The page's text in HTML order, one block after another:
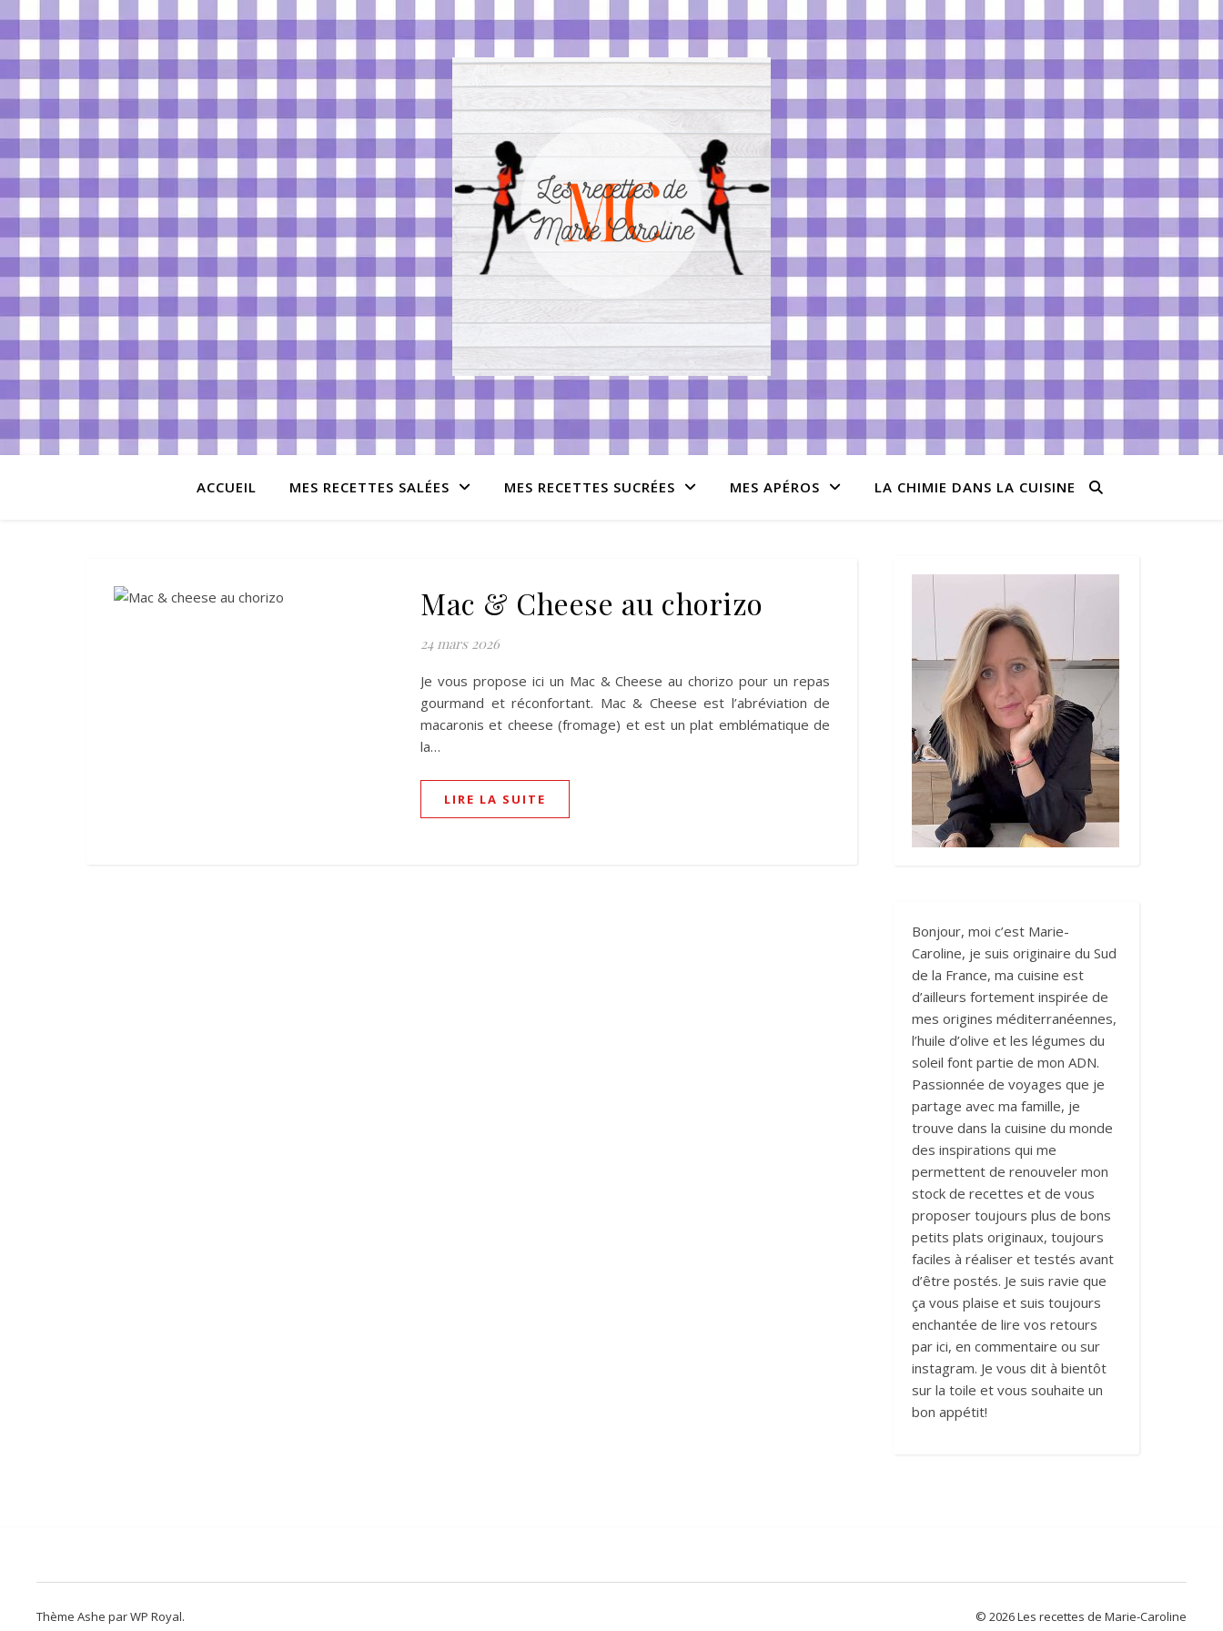
ACCUEIL MES RECETTES SALÉES MES RECETTES SUCRÉES MES APÉROS LA CHIMIE DANS LA CUISINE
Mac & Cheese au chorizo
24 mars 2026
Je vous propose ici un Mac & Cheese au chorizo pour un repas
gourmand et réconfortant. Mac & Cheese est l’abréviation de
macaronis et cheese (fromage) et est un plat emblématique de
la…
LIRE LA SUITE
Bonjour, moi c’est Marie-
Caroline, je suis originaire du Sud
de la France, ma cuisine est
d’ailleurs fortement inspirée de
mes origines méditerranéennes,
l’huile d’olive et les légumes du
soleil font partie de mon ADN.
Passionnée de voyages que je
partage avec ma famille, je
trouve dans la cuisine du monde
des inspirations qui me
permettent de renouveler mon
stock de recettes et de vous
proposer toujours plus de bons
petits plats originaux, toujours
faciles à réaliser et testés avant
d’être postés. Je suis ravie que
ça vous plaise et suis toujours
enchantée de lire vos retours
par ici, en commentaire ou sur
instagram. Je vous dit à bientôt
sur la toile et vous souhaite un
bon appétit!
© 2026 Les recettes de Marie-Caroline
Thème Ashe parWP Royal.